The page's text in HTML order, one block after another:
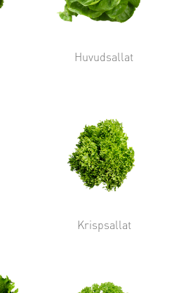
Huvudsallat
Krispsallat